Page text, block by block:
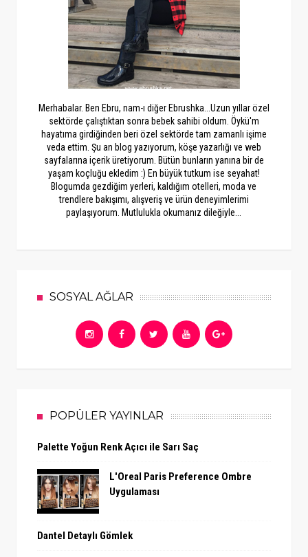
Merhabalar. Ben Ebru, nam-ı diğer Ebrushka...Uzun yıllar özel
sektörde çalıştıktan sonra bebek sahibi oldum. Öykü'm
hayatıma girdiğinden beri özel sektörde tam zamanlı işime
veda ettim. Şu an blog yazıyorum, köşe yazarlığı ve web
sayfalarına içerik üretiyorum. Bütün bunların yanına bir de
yaşam koçluğu ekledim :) En büyük tutkum ise seyahat!
Blogumda gezdiğim yerleri, kaldığım otelleri, moda ve
trendlere bakışımı, alışveriş ve ürün deneyimlerimi
paylaşıyorum. Mutlulukla okumanız dileğiyle...
SOSYAL AĞLAR
POPÜLER YAYINLAR
Palette Yoğun Renk Açıcı ile Sarı Saç
L'Oreal Paris Preference Ombre
Uygulaması
Dantel Detaylı Gömlek